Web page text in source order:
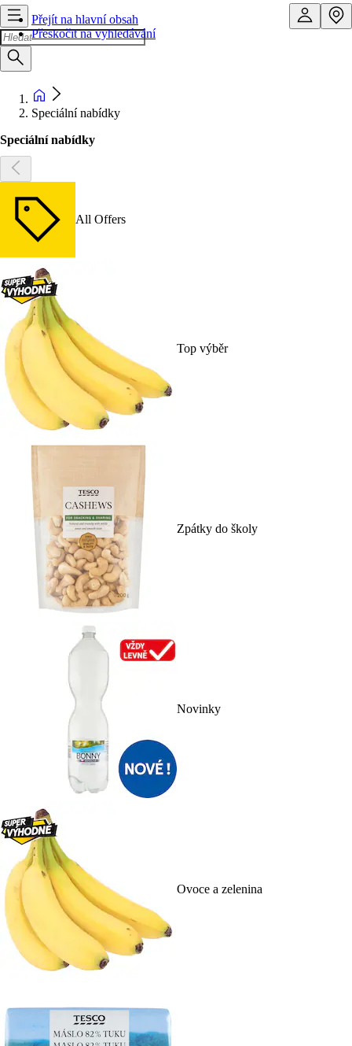
Přejít na hlavní obsah
Přeskočit na vyhledávání
Speciální nabídky
Speciální nabídky
All Offers
Top výběr
Zpátky do školy
Novinky
Ovoce a zelenina